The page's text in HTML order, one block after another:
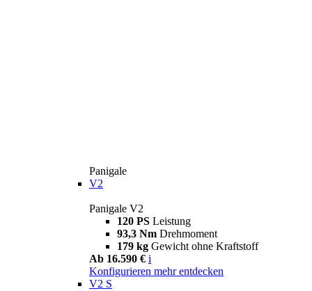
Panigale
V2
Panigale V2
120 PS Leistung
93,3 Nm Drehmoment
179 kg Gewicht ohne Kraftstoff
Ab 16.590 € i
Konfigurieren mehr entdecken
V2 S